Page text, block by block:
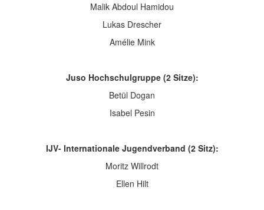
Malik Abdoul Hamidou
Lukas Drescher
Amélie Mink
Juso Hochschulgruppe (2 Sitze):
Betül Dogan
Isabel Pesin
IJV- Internationale Jugendverband (2 Sitz):
Moritz Willrodt
Ellen Hilt